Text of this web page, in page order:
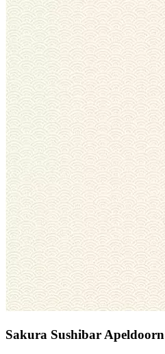
Sakura Sushibar Apeldoorn